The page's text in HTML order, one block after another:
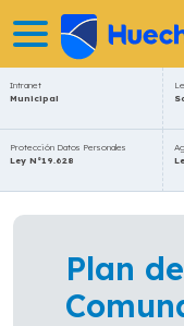
Intranet
Municipal
Protección Datos Personales
Ley N°19.628
Plan